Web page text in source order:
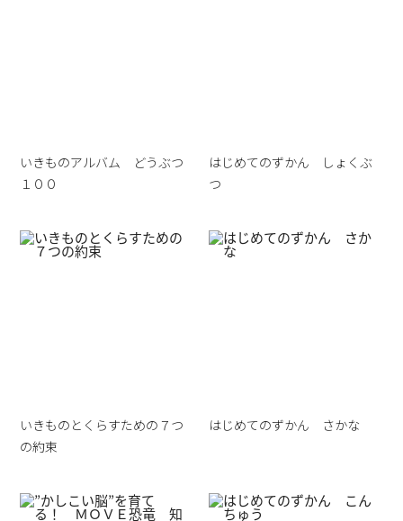
いきものアルバム どうぶつ
１００
はじめてのずかん しょくぶ
つ
いきものとくらすための７つ
の約束
はじめてのずかん さかな